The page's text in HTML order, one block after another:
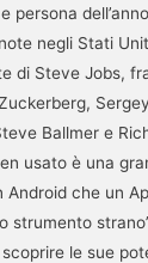
persona
negli Stati
di Steve Jobs,
Ballmer e
usato è una
Android che un
strumento
le sue